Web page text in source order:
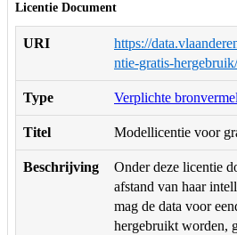
Licentie Document
URI
https://
ntie-gratis-
Type Verplichte
Titel Modellicentie voor
Beschrijving
Onder deze licentie
afstand van haar
mag de data voor
hergebruikt worden,